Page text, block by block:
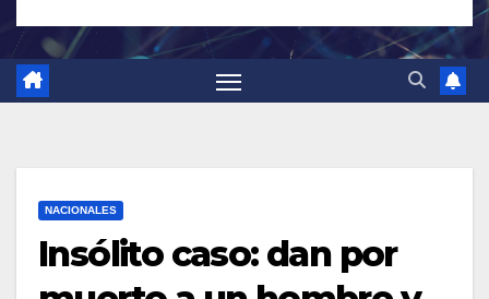
NACIONALES
Insólito caso: dan por